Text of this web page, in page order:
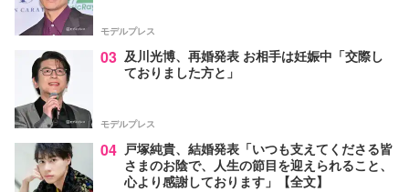
モデルプレス
03 及川光博、再婚発表 お相手は妊娠中「交際し
ておりました方と」
モデルプレス
04 戸塚純貴、結婚発表「いつも支えてくださる皆
さまのお陰で、人生の節目を迎えられること、
心より感謝しております」【全文】